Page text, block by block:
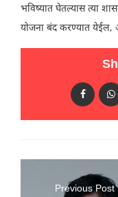
भविष्यात घेतल्यास त्या
योजना बंद करण्यात येईल,
Previous Post